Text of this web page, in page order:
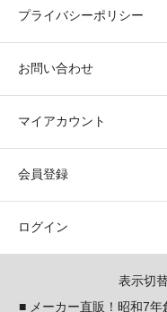
プライバシーポリシー
お問い合わせ
マイアカウント
会員登録
ログイン
表示切
■ メーカー直販！昭和7